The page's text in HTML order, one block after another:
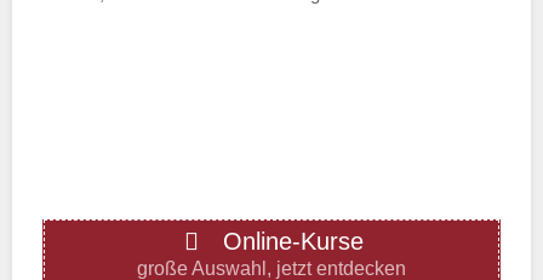
Donnerstag Online-Kurse
große Auswahl, jetzt entdecken